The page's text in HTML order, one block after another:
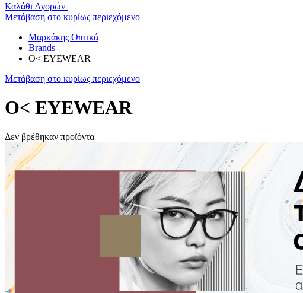
Καλάθι Αγορών
Μετάβαση στο κυρίως περιεχόμενο
Μαρκάκης Οπτικά
Brands
O< EYEWEAR
Μετάβαση στο κυρίως περιεχόμενο
O< EYEWEAR
Δεν βρέθηκαν προϊόντα